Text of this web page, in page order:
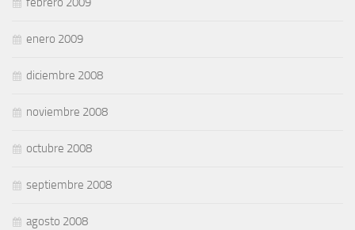
enero 2009
diciembre 2008
noviembre 2008
octubre 2008
septiembre 2008
agosto 2008